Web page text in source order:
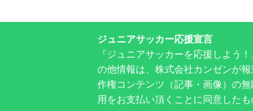
ジュニアサッカー応援宣言
『ジュニアサッカーを応援しよう
の他情報は、株式会社カンゼンが
作権コンテンツ（記事・画像）の
用をお支払い頂くことに同意したも